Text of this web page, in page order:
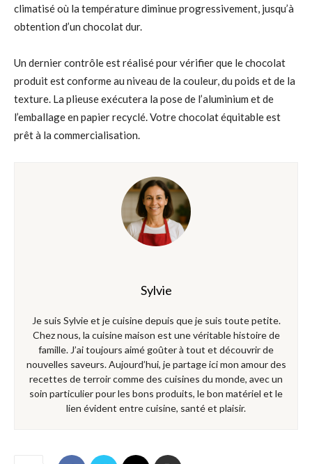
climatisé où la température diminue progressivement, jusqu’à
obtention d’un chocolat dur.
Un dernier contrôle est réalisé pour vérifier que le chocolat
produit est conforme au niveau de la couleur, du poids et de la
texture. La plieuse exécutera la pose de l’aluminium et de
l’emballage en papier recyclé. Votre chocolat équitable est
prêt à la commercialisation.
Sylvie
Je suis Sylvie et je cuisine depuis que je suis toute petite.
Chez nous, la cuisine maison est une véritable histoire de
famille. J’ai toujours aimé goûter à tout et découvrir de
nouvelles saveurs. Aujourd’hui, je partage ici mon amour des
recettes de terroir comme des cuisines du monde, avec un
soin particulier pour les bons produits, le bon matériel et le
lien évident entre cuisine, santé et plaisir.